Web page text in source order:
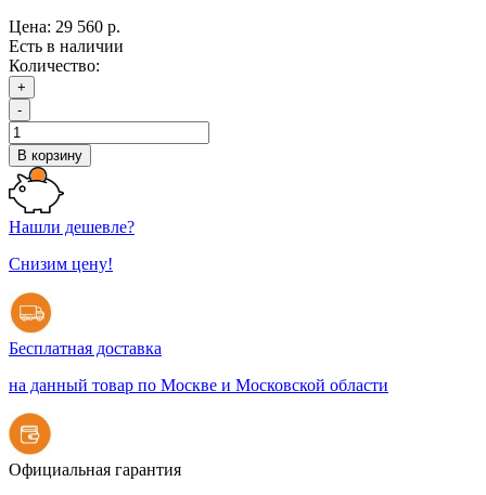
Цена: 29 560 р.
Есть в наличии
Количество:
+
-
В корзину
Нашли дешевле?
Снизим цену!
Бесплатная доставка
на данный товар по Москве и Московской области
Официальная гарантия